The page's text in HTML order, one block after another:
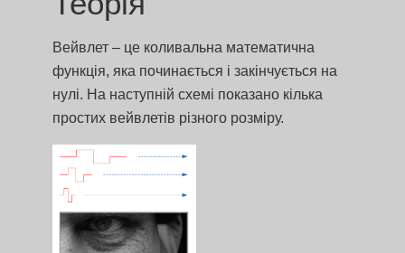
Вейвлет – це коливальна математична
функція, яка починається і закінчується на
нулі. На наступній схемі показано кілька
простих вейвлетів різного розміру.